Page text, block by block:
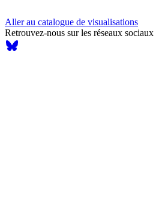
Aller au catalogue de visualisations
Retrouvez-nous sur les réseaux sociaux